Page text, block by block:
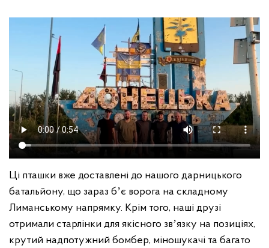
Ці пташки вже доставлені до нашого дарницького
батальйону, що зараз бʼє ворога на складному
Лиманському напрямку. Крім того, наші друзі
отримали старлінки для якісного звʼязку на позиціях,
крутий надпотужний бомбер, міношукачі та багато